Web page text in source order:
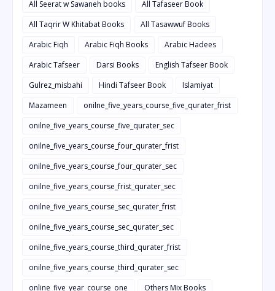
All Seerat w Sawaneh books
All Tafaseer Book
All Taqrir W Khitabat Books
All Tasawwuf Books
Arabic Fiqh
Arabic Fiqh Books
Arabic Hadees
Arabic Tafseer
Darsi Books
English Tafseer Book
Gulrez_misbahi
Hindi Tafseer Book
Islamiyat
Mazameen
onilne_five_years_course_five_qurater_frist
onilne_five_years_course_five_qurater_sec
onilne_five_years_course_four_qurater_frist
onilne_five_years_course_four_qurater_sec
onilne_five_years_course_frist_qurater_sec
onilne_five_years_course_sec_qurater_frist
onilne_five_years_course_sec_qurater_sec
onilne_five_years_course_third_qurater_frist
onilne_five_years_course_third_qurater_sec
online_five_year_course_one
Others Mix Books